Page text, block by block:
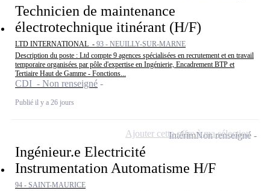
Technicien de maintenance
électrotechnique itinérant (H/F)
LTD INTERNATIONAL - 93 - NEUILLY-SUR-MARNE
Description du poste : Ltd compte 9 agences spécialisées en recrutement et en travail
temporaire organisées par pôle d'expertise en Ingénierie, Encadrement BTP et
Tertiaire Haut de Gamme - Fonctions...
CDI - Non renseigné
Publié il y a 26 jours
Ingénieur.e Electricité
Instrumentation Automatisme H/F
94 - SAINT-MAURICE
IntérimNon renseigné
Ajouter cette offre à ma sélection